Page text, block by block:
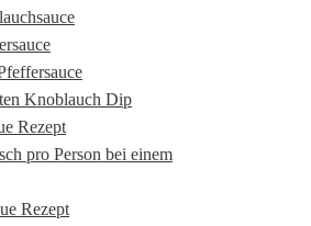
Knoblauch Dip
Rezept
pro Person bei einem
Rezept